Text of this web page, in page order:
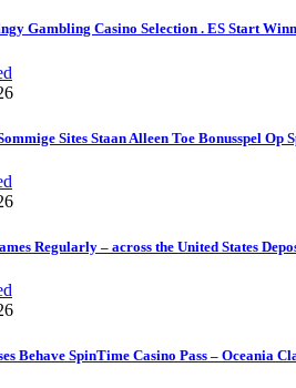
Gambling Casino Selection . ES Start
Sites Staan ​​Alleen Toe Bonusspel
Regularly – across the United States
Behave SpinTime Casino Pass – Oceania